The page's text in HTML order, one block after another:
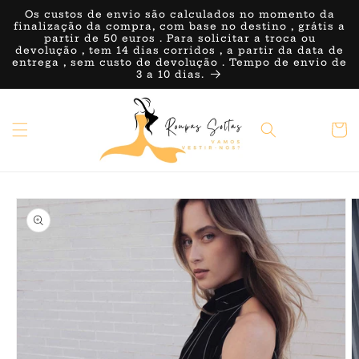
para o
conteúdo
Os custos de envio são calculados no momento da
finalização da compra, com base no destino , grátis a
partir de 50 euros . Para solicitar a troca ou
devolução , tem 14 dias corridos , a partir da data de
entrega , sem custo de devolução . Tempo de envio de
3 a 10 dias.
informação
do produto